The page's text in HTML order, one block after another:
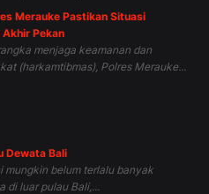
Merauke Pastikan Situasi
Pekan
menjaga keamanan dan
(harkamtibmas), Polres Merauke...
Dewata Bali
mungkin belum terlalu banyak
di luar pulau Bali,...